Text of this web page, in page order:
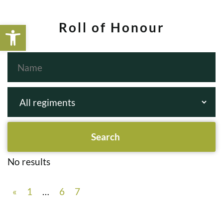
Open toolbarRoll of Honour
No results
« 1 … 6 7